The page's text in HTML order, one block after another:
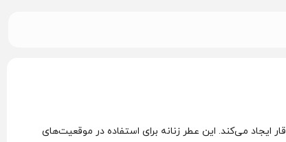
می‌کند. این عطر زنانه برای استفاده در موقعیت‌های